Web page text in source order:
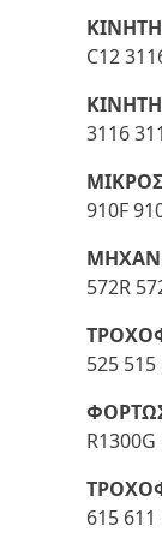
C12
3116
910F
572R
525 515
R1300G
615 611